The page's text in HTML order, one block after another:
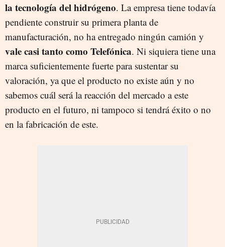
la tecnología del hidrógeno. La empresa tiene todavía
pendiente construir su primera planta de
manufacturación, no ha entregado ningún camión y
vale casi tanto como Telefónica. Ni siquiera tiene una
marca suficientemente fuerte para sustentar su
valoración, ya que el producto no existe aún y no
sabemos cuál será la reacción del mercado a este
producto en el futuro, ni tampoco si tendrá éxito o no
en la fabricación de este.